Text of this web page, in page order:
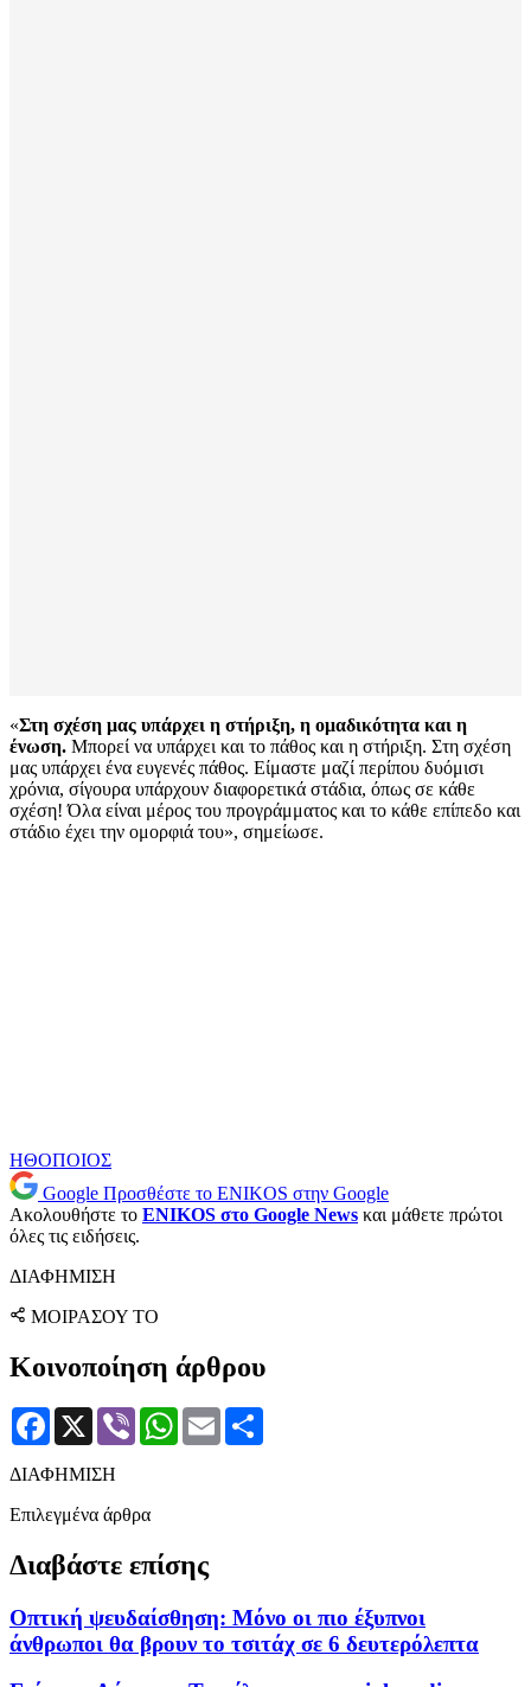
«Στη σχέση μας υπάρχει η στήριξη, η ομαδικότητα και η
ένωση. Μπορεί να υπάρχει και το πάθος και η στήριξη. Στη σχέση
μας υπάρχει ένα ευγενές πάθος. Είμαστε μαζί περίπου δυόμισι
χρόνια, σίγουρα υπάρχουν διαφορετικά στάδια, όπως σε κάθε
σχέση! Όλα είναι μέρος του προγράμματος και το κάθε επίπεδο και
στάδιο έχει την ομορφιά του», σημείωσε.
ΗΘΟΠΟΙΟΣ
Google Προσθέστε το ENIKOS στην Google
Ακολουθήστε το ENIKOS στο Google News και μάθετε πρώτοι
όλες τις ειδήσεις.
ΔΙΑΦΗΜΙΣΗ
ΜΟΙΡΑΣΟΥ ΤΟ
Κοινοποίηση άρθρου
Facebook
X Viber WhatsApp
Email
ΔΙΑΦΗΜΙΣΗ
Επιλεγμένα άρθρα
Διαβάστε επίσης
Οπτική ψευδαίσθηση: Μόνο οι πιο έξυπνοι
άνθρωποι θα βρουν το τσιτάχ σε 6 δευτερόλεπτα